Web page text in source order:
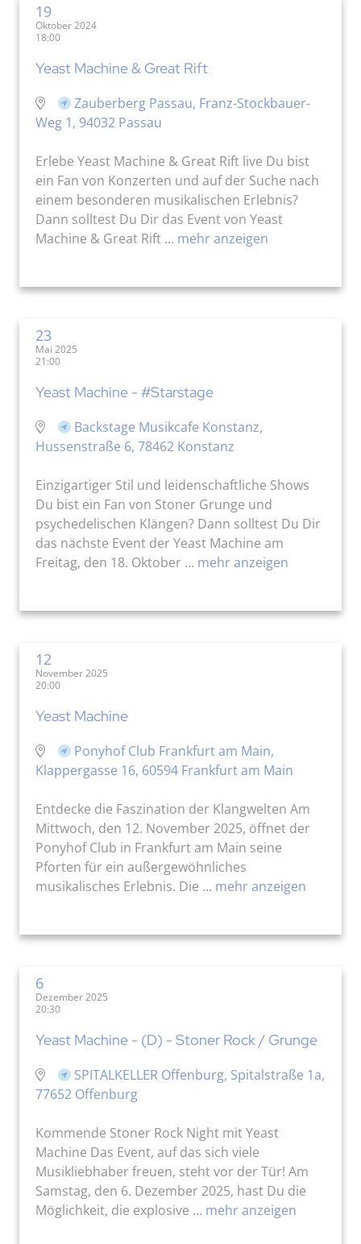
19
Oktober 2024
18:00
Yeast Machine & Great Rift
Zauberberg Passau, Franz-Stockbauer-
Weg 1, 94032 Passau
Erlebe Yeast Machine & Great Rift live Du bist
ein Fan von Konzerten und auf der Suche nach
einem besonderen musikalischen Erlebnis?
Dann solltest Du Dir das Event von Yeast
Machine & Great Rift ... mehr anzeigen
23
Mai 2025
21:00
Yeast Machine - #Starstage
Backstage Musikcafe Konstanz,
Hussenstraße 6, 78462 Konstanz
Einzigartiger Stil und leidenschaftliche Shows
Du bist ein Fan von Stoner Grunge und
psychedelischen Klängen? Dann solltest Du Dir
das nächste Event der Yeast Machine am
Freitag, den 18. Oktober ... mehr anzeigen
12
November 2025
20:00
Yeast Machine
Ponyhof Club Frankfurt am Main,
Klappergasse 16, 60594 Frankfurt am Main
Entdecke die Faszination der Klangwelten Am
Mittwoch, den 12. November 2025, öffnet der
Ponyhof Club in Frankfurt am Main seine
Pforten für ein außergewöhnliches
musikalisches Erlebnis. Die ... mehr anzeigen
6
Dezember 2025
20:30
Yeast Machine - (D) - Stoner Rock / Grunge
SPITALKELLER Offenburg, Spitalstraße 1a,
77652 Offenburg
Kommende Stoner Rock Night mit Yeast
Machine Das Event, auf das sich viele
Musikliebhaber freuen, steht vor der Tür! Am
Samstag, den 6. Dezember 2025, hast Du die
Möglichkeit, die explosive ... mehr anzeigen